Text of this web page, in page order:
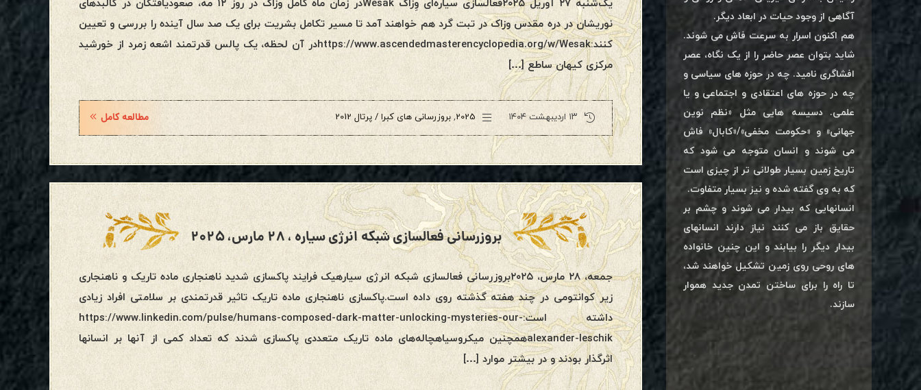
یک‌شنبه ۲۷ آوریل ۲۰۲۵فعالسازی سیاره‌ای وِزاک Wesakدر زمان ماه کامل وزاک در روز ۱۲ مه، صعودیافتگان در کالبدهای
نوریشان در دره مقدس وزاک در تبت گرد هم خواهند آمد تا مسیر تکامل بشریت برای یک صد سال آینده را بررسی و تعیین
کنند:https://www.ascendedmasterencyclopedia.org/w/Wesakدر آن لحظه، یک پالس قدرتمند اشعه زمرد از خورشید
مرکزی کیهان ساطع […]
۱۳ اردیبهشت ۱۴۰۴ 2025
, بروزرسانی های کبرا / پرتال 2012 مطالعه کامل
بروزرسانی فعالسازی شبکه انرژی سیاره ، ۲۸ مارس، ۲۰۲۵
جمعه، ۲۸ مارس، ۲۰۲۵بروزرسانی فعالسازی شبکه انرژی سیارهیک فرایند پاکسازی شدید ناهنجاری ماده تاریک و ناهنجاری
زیر کوانتومی در چند هفته گذشته روی داده است.پاکسازی ناهنجاری ماده تاریک تاثیر قدرتمندی بر سلامتی افراد زیادی
داشته است:https://www.linkedin.com/pulse/humans-composed-dark-matter-unlocking-mysteries-our-
alexander-leschikهمچنین میکروسیاهچاله‌های ماده تاریک متعددی پاکسازی شدند که تعداد کمی از آنها بر انسانها
اثرگذار بودند و در بیشتر موارد […]
آگاهی از وجود حیات در ابعاد دیگر.
هم اکنون اسرار به سرعت فاش می شوند.
شاید بتوان عصر حاضر را از یک نگاه، عصر
افشاگری نامید. چه در حوزه های سیاسی و
چه در حوزه های اعتقادی و اجتماعی و یا
علمی. دسیسه هایی مثل «نظم نوین
جهانی» و «حکومت مخفی»/«کابال» فاش
می شوند و انسان متوجه می شود که
تاریخ زمین بسیار طولانی تر از چیزی است
که به وی گفته شده و نیز بسیار متفاوت.
انسانهایی که بیدار می شوند و چشم بر
حقایق باز می کنند نیاز دارند انسانهای
بیدار دیگر را بیابند و این چنین خانواده
های روحی روی زمین تشکیل خواهند شد،
تا راه را برای ساختن تمدن جدید هموار
سازند.